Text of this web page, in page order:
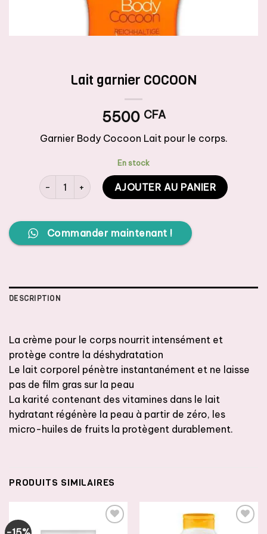
Lait garnier COCOON
5500 CFA
Garnier Body Cocoon Lait pour le corps.
En stock
quantité de Lait garnier COCOON
AJOUTER AU PANIER
Commander maintenant !
DESCRIPTION
La crème pour le corps nourrit intensément et
protège contre la déshydratation
Le lait corporel pénètre instantanément et ne laisse
pas de film gras sur la peau
La karité contenant des vitamines dans le lait
hydratant régénère la peau à partir de zéro, les
micro-huiles de fruits la protègent durablement.
PRODUITS SIMILAIRES